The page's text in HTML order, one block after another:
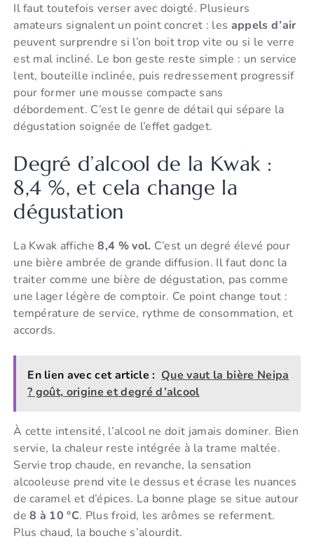
Il faut toutefois verser avec doigté. Plusieurs
amateurs signalent un point concret : les appels d’air
peuvent surprendre si l’on boit trop vite ou si le verre
est mal incliné. Le bon geste reste simple : un service
lent, bouteille inclinée, puis redressement progressif
pour former une mousse compacte sans
débordement. C’est le genre de détail qui sépare la
dégustation soignée de l’effet gadget.
Degré d’alcool de la Kwak :
8,4 %, et cela change la
dégustation
La Kwak affiche8,4 % vol. C’est un degré élevé pour
une bière ambrée de grande diffusion. Il faut donc la
traiter comme une bière de dégustation, pas comme
une lager légère de comptoir. Ce point change tout :
température de service, rythme de consommation, et
accords.
En lien avec cet article : Que vaut la bière Neipa
? goût, origine et degré d’alcool
À cette intensité, l’alcool ne doit jamais dominer. Bien
servie, la chaleur reste intégrée à la trame maltée.
Servie trop chaude, en revanche, la sensation
alcooleuse prend vite le dessus et écrase les nuances
de caramel et d’épices. La bonne plage se situe autour
de8 à 10 °C. Plus froid, les arômes se referment.
Plus chaud, la bouche s’alourdit.